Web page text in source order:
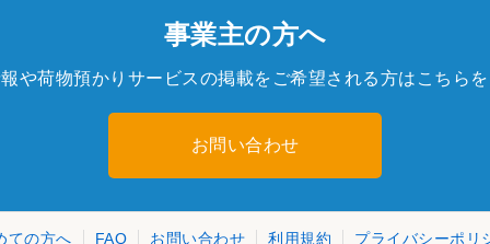
事業主の方へ
や荷物預かりサービスの掲載をご希望される方はこちらを
お問い合わせ
ての方へ FAQ お問い合わせ 利用規約 プライバシーポリ